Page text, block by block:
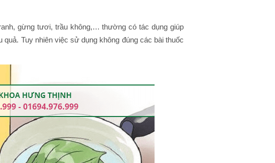
gừng tươi, trầu không,… thường có tác dụng giúp
Tuy nhiên việc sử dụng không đúng các bài thuốc